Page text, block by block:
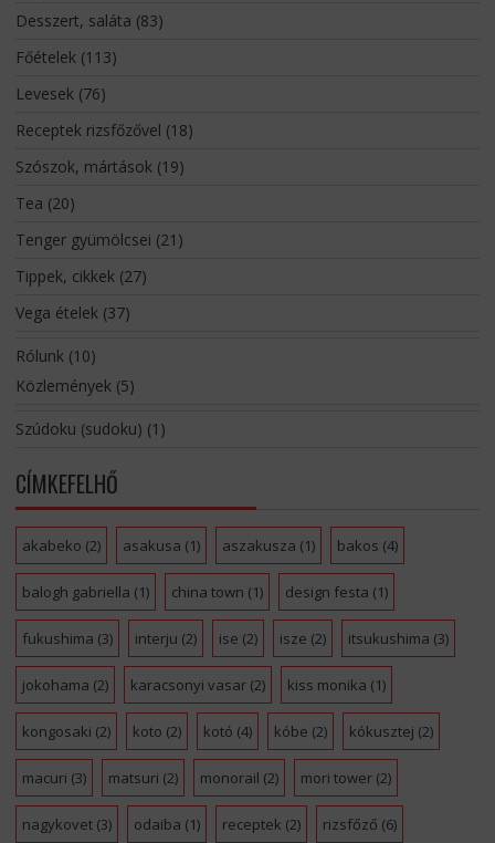
Desszert, saláta (83)
Főételek(113)
Levesek(76)
Receptek rizsfőzővel (18)
Szószok, mártások(19)
Tea (20)
Tenger gyümölcsei (21)
Tippek, cikkek(27)
Vega ételek(37)
Rólunk(10)
Közlemények(5)
Szúdoku (sudoku) (1)
CÍMKEFELHŐ
akabeko (2) asakusa (1) aszakusza (1) bakos (4)
balogh gabriella (1) china town (1) design festa (1)
fukushima (3) interju (2) ise (2) isze (2) itsukushima (3)
jokohama (2) karacsonyi vasar(2) kiss monika (1)
kongosaki (2) koto (2) kotó (4) kóbe (2) kókusztej (2)
macuri (3) matsuri (2) monorail (2) mori tower(2)
nagykovet(3) odaiba (1) receptek (2) rizsfőző (6)